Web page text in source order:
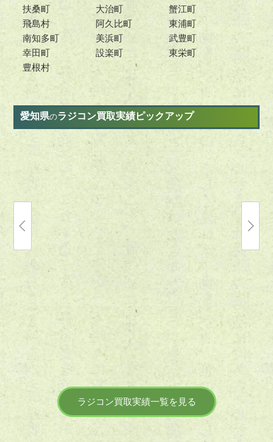
扶桑町
大治町
蟹江町
飛島村
阿久比町
東浦町
南知多町
美浜町
武豊町
幸田町
設楽町
東栄町
豊根村
愛知県のラジコン買取実績ピックアップ
｜ドローン Ryze Tech「TELLO」、G-
FORCE「INGRESS」など
【宅配】
ラジコン
ラジコン買取実績一覧を見る